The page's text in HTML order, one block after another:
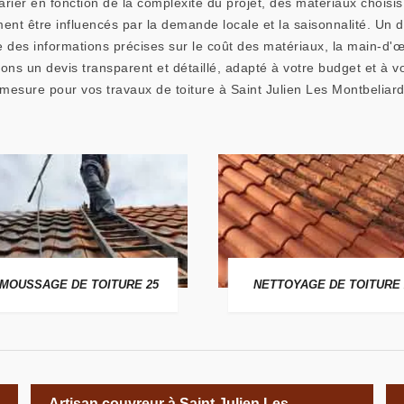
être influencés par la demande locale et la saisonnalité. Un
informations précises sur le coût des matériaux, la main-
un devis transparent et détaillé, adapté à votre budget et à
pour vos travaux de toiture à Saint Julien Les
DE TOITURE 25 NETTOYAGE DE TOITURE